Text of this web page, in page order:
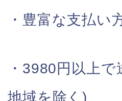
・豊富な支払い
・3980円以上
地域を除く)